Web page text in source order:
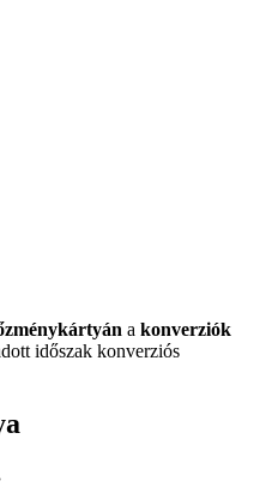
a konverziók
időszak konverziós